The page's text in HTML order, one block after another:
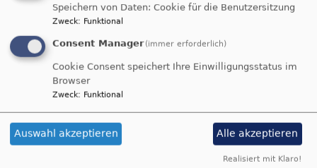
WICHTIGER HINWEIS - KIRCHGELD 2025:
Sie haben Post/Kirchgeld 2025 erhalten. BITTE
überweisen Sie Ihr Kirchgeld auf:
Evang.-Luth.Kirchengem.Degg.
Bitte verwenden
Speichern von Daten: Cookie für die Benutzersitzung
Zweck: Funktional
Consent Manager (immer erforderlich)
Cookie Consent speichert Ihre Einwilligungsstatus im
Browser
Zweck: Funktional
Auswahl akzeptieren Alle akzeptieren
Realisiert mit Klaro!